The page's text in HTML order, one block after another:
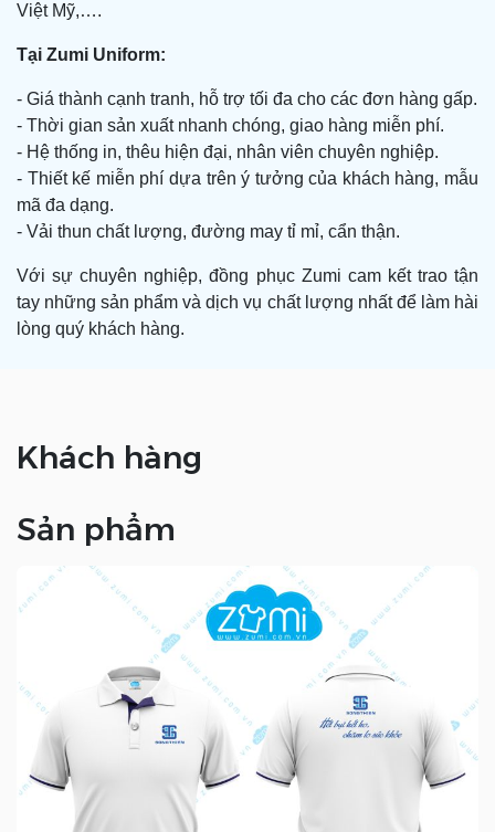
Việt Mỹ,….
Tại Zumi Uniform:
- Giá thành cạnh tranh, hỗ trợ tối đa cho các đơn hàng gấp.
- Thời gian sản xuất nhanh chóng, giao hàng miễn phí.
- Hệ thống in, thêu hiện đại, nhân viên chuyên nghiệp.
- Thiết kế miễn phí dựa trên ý tưởng của khách hàng, mẫu
mã đa dạng.
- Vải thun chất lượng, đường may tỉ mỉ, cẩn thận.
Với sự chuyên nghiệp, đồng phục Zumi cam kết trao tận
tay những sản phẩm và dịch vụ chất lượng nhất để làm hài
lòng quý khách hàng.
Khách hàng
Sản phẩm